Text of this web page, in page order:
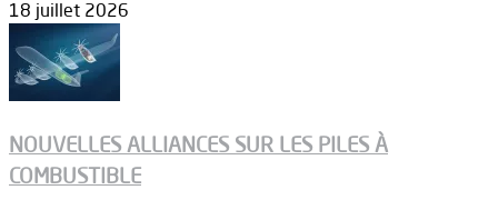
18 juillet 2026
NOUVELLES ALLIANCES SUR LES PILES À
COMBUSTIBLE